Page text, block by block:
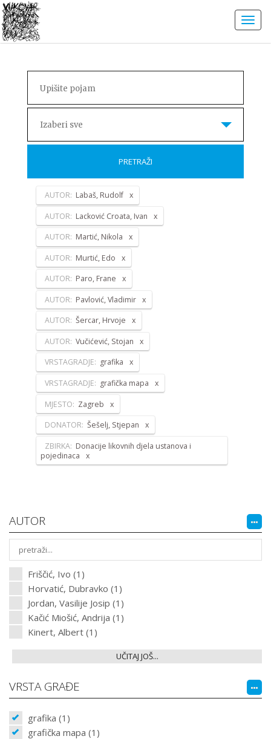
Izaberi sve
PRETRAŽI
AUTOR: Labaš, Rudolf
AUTOR: Lacković Croata, Ivan
AUTOR: Martić, Nikola
AUTOR: Murtić, Edo
AUTOR: Paro, Frane
AUTOR: Pavlović, Vladimir
AUTOR: Šercar, Hrvoje
AUTOR: Vučićević, Stojan
VRSTAGRADJE: grafika
VRSTAGRADJE: grafička mapa
MJESTO: Zagreb
DONATOR: Šešelj, Stjepan
ZBIRKA: Donacije likovnih djela ustanova i
pojedinaca
AUTOR
Friščić, Ivo (1)
Horvatić, Dubravko (1)
Jordan, Vasilije Josip (1)
Kačić Miošić, Andrija (1)
Kinert, Albert (1)
UČITAJ JOŠ...
VRSTA GRAĐE
grafika (1)
grafička mapa (1)